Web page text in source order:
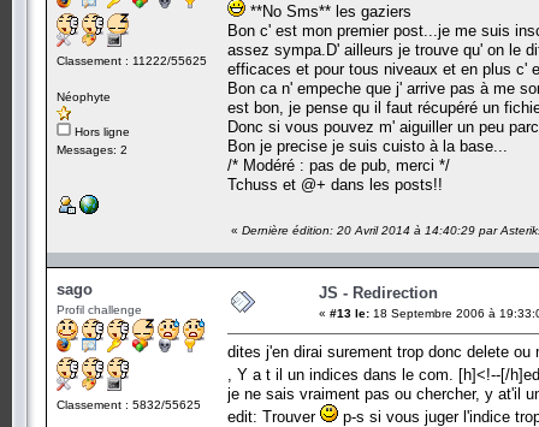
Classement : 11222/55625
Néophyte
Hors ligne
Messages: 2
**No Sms** les gaziers
Bon c' est mon premier post...je me suis
assez sympa.D' ailleurs je trouve qu' on le
efficaces et pour tous niveaux et en plus c'
Bon ca n' empeche que j' arrive pas à me
est bon, je pense qu il faut récupéré un
Donc si vous pouvez m' aiguiller un peu
Bon je precise je suis cuisto à la base...
/* Modéré : pas de pub, merci */
Tchuss et @+ dans les posts!!
« Dernière édition: 20 Avril 2014 à 14:40:29 par
sago
Profil challenge
Classement : 5832/55625
JS - Redirection
« #13 le: 18 Septembre 2006 à
dites j'en dirai surement trop donc delete ou
, Y a t il un indices dans le com. [h]<!--[/
je ne sais vraiment pas ou chercher, y at'il
edit: Trouver
p-s si vous juger l'indice